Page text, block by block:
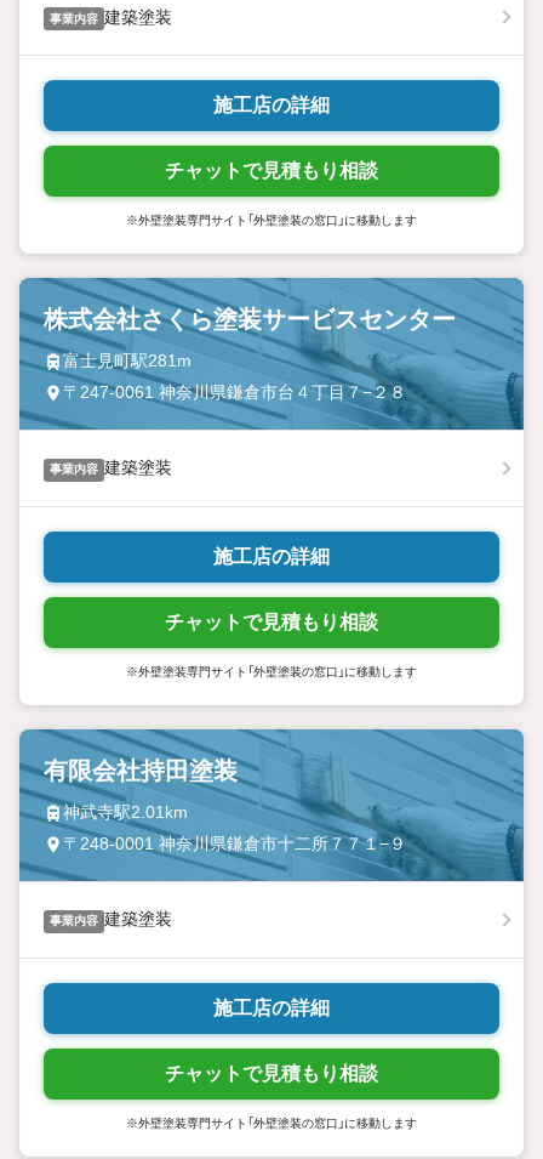
事業内容 建築塗装
施工店の詳細
チャットで見積もり相談
※外壁塗装専門サイト「外壁塗装の窓口」に移動します
株式会社さくら塗装サービスセンター
富士見町駅281m
〒247-0061 神奈川県鎌倉市台４丁目７−２８
事業内容 建築塗装
施工店の詳細
チャットで見積もり相談
※外壁塗装専門サイト「外壁塗装の窓口」に移動します
有限会社持田塗装
神武寺駅2.01km
〒248-0001 神奈川県鎌倉市十二所７７１−９
事業内容 建築塗装
施工店の詳細
チャットで見積もり相談
※外壁塗装専門サイト「外壁塗装の窓口」に移動します